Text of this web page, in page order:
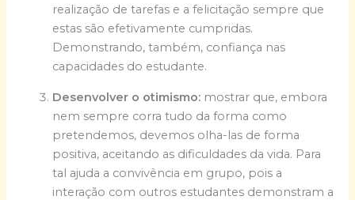
realização de tarefas e a felicitação sempre que
estas são efetivamente cumpridas.
Demonstrando, também, confiança nas
capacidades do estudante.
Desenvolver o otimismo: mostrar que, embora
nem sempre corra tudo da forma como
pretendemos, devemos olha-las de forma
positiva, aceitando as dificuldades da vida. Para
tal ajuda a convivência em grupo, pois a
interação com outros estudantes demonstram a